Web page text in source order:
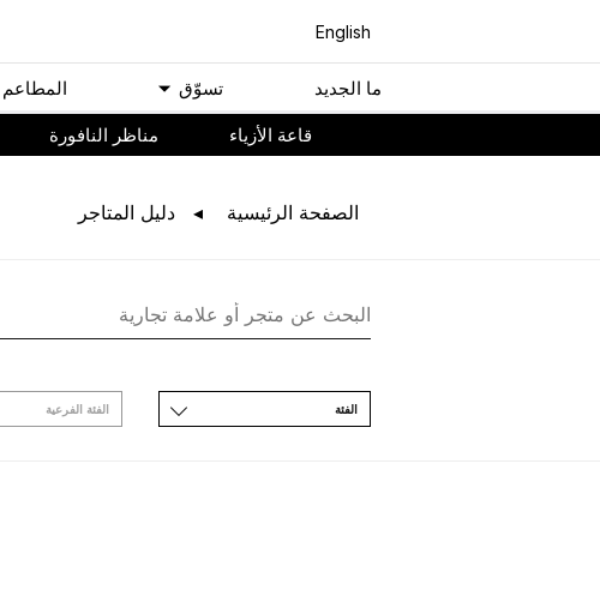
English
ﻣﺎ اﻟﺠﺪﻳﺪ ﺗﺴﻮّﻕ اﻟﻤﻄﺎﻋﻢ
ﻗﺎﻋﺔ اﻷﺯﻳﺎء مناظر النافورة
اﻟﺼﻔﺤﺔ اﻟﺮﺋﻴﺴﻴﺔ ﺩﻟﻴﻞ اﻟﻤﺘﺎﺟﺮ
اﻟﻔﺌﺔ اﻟﻔﺌﺔ اﻟﻔﺮﻋﻴﺔ